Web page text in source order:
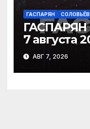
ГАСПАРЯН
ГАСПАРЯН
7 августа
АВГ 7, 2026